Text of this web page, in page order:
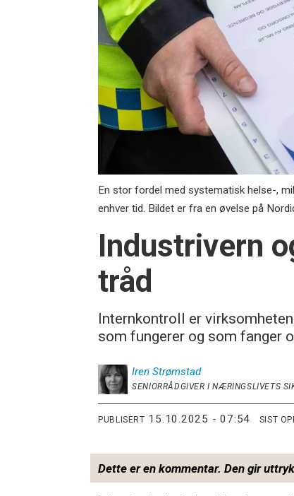
En stor fordel med systematisk helse-,
enhver tid. Bildet er fra en øvelse på
Industrivern
tråd
Internkontroll er
som fungerer og som fanger
Iren Strømstad
SENIORRÅDGIVER I NÆRINGSLIVETS
PUBLISERT 15.10.2025 - 07:54 SIST
Dette er en kommentar. Den gir